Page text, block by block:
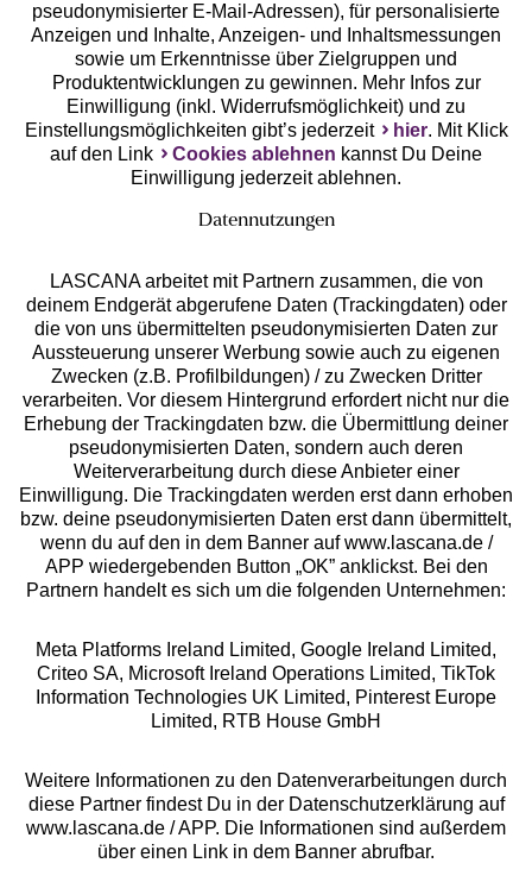
Unsere Apps
Services
Beratung
Über uns
Rechtliches
Alle Preise inkl. MwSt., zzgl.
Versandkosten
** Bonität vorausgesetzt, berechtigt zur Bonitätsprüfung
pseudonymisierter E-Mail-Adressen), für personalisierte
Anzeigen und Inhalte, Anzeigen- und Inhaltsmessungen
sowie um Erkenntnisse über Zielgruppen und
Produktentwicklungen zu gewinnen. Mehr Infos zur
Einwilligung (inkl. Widerrufsmöglichkeit) und zu
Einstellungsmöglichkeiten gibt’s jederzeit
hier. Mit Klick
auf den Link
Cookies ablehnen kannst Du Deine
Einwilligung jederzeit ablehnen.
Datennutzungen
LASCANA arbeitet mit Partnern zusammen, die von
deinem Endgerät abgerufene Daten (Trackingdaten) oder
die von uns übermittelten pseudonymisierten Daten zur
Aussteuerung unserer Werbung sowie auch zu eigenen
Zwecken (z.B. Profilbildungen) / zu Zwecken Dritter
verarbeiten. Vor diesem Hintergrund erfordert nicht nur die
Erhebung der Trackingdaten bzw. die Übermittlung deiner
pseudonymisierten Daten, sondern auch deren
Weiterverarbeitung durch diese Anbieter einer
Einwilligung. Die Trackingdaten werden erst dann erhoben
bzw. deine pseudonymisierten Daten erst dann übermittelt,
wenn du auf den in dem Banner auf www.lascana.de /
APP wiedergebenden Button „OK” anklickst. Bei den
Partnern handelt es sich um die folgenden Unternehmen:
Meta Platforms Ireland Limited, Google Ireland Limited,
Criteo SA, Microsoft Ireland Operations Limited, TikTok
Information Technologies UK Limited, Pinterest Europe
Limited, RTB House GmbH
Weitere Informationen zu den Datenverarbeitungen durch
diese Partner findest Du in der Datenschutzerklärung auf
www.lascana.de / APP. Die Informationen sind außerdem
über einen Link in dem Banner abrufbar.